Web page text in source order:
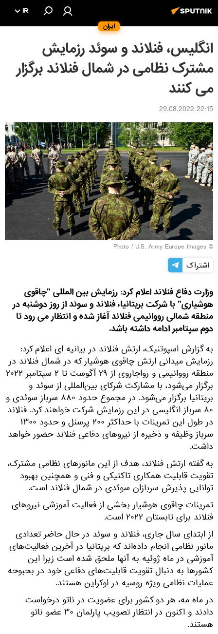
ایران
IR
انگلیس، فنلاند و سوئد رزمایش
مشترک نظامی در شمال فنلاند برگزار
می کنند
22:15 29.08.2022
© Photo /
U.S. Army Europe Images
اشتراک
وزارت دفاع فنلاند اعلام کرد: رزمایش بین المللی "چاقوی
هوشیاری" با شرکت بریتانیا، فنلاند و سوئد از روز دوشنبه در
منطقه شمالی رووانیمی فنلاند آغاز شده و انتظار می رود تا
دوم سپتامبر ادامه داشته باشد.
به گزارش اسپوتنیک، ارتش فنلاند در بیانیه ای اعلام کرد:
رزمایش میدانی ارتش چاقوی هوشیار که در شمال فنلاند در
منطقه رووانیمی و رواجاروی از ۲۹ آگوست تا ۲ سپتامبر ۲۰۲۲
برگزار می‌شود، با مشارکت شرکای بین‌المللی از سوئد و
بریتانیا برگزار می‌شود. در مجموع حدود ۸۸۰ سرباز سوئدی و
۸۰ سرباز انگلیسی در این رزمایش شرکت خواهند کرد. فنلاند
در طول این تمرینات با حداکثر ۲۰۰ پرسنل و حدود ۱۳۰۰
سرباز وظیفه و ذخیره از نیروهای دفاعی فنلاند حضور خواهد
داشت.
به گفته ارتش فنلاند، هدف از این مانورهای نظامی مشترک،
تقویت قابلیت همکاری تاکتیکی و فنی و همچنین بهبود
توانایی پذیرش سربازان سوئدی در شمال فنلاند است.
تمرینات چاقوی هوشیار بخشی از فعالیت آموزشی نیروهای
فنلاند برای تابستان ۲۰۲۲ است.
از ابتدای سال جاری، فنلاند و سوئد در حال حاضر تعدادی
مانور نظامی انجام داده‌اند که بریتانیا در آخرین فعالیت‌های
آموزشی در ماه ژوئیه به آنها ملحق شده است زیرا این
کشورها به دنبال تقویت قابلیت‌های دفاعی خود در بحبوحه
عملیات نظامی ویژه روسیه در اوکراین هستند.
در ماه مه، هر دو کشور برای عضویت در ناتو درخواست
دادند و اکنون در انتظار تصویب پارلمان ۳۰ عضو ناتو
هستند.